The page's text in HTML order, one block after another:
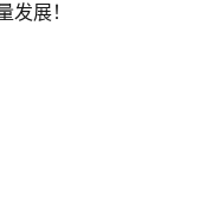
发展！